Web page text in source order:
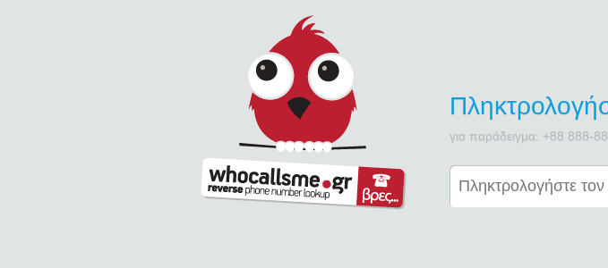
για παράδειγμα: +88 888-